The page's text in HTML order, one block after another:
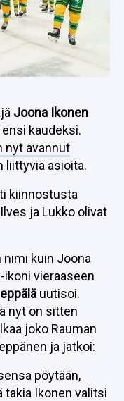
Joona Ikonen
kaudeksi.
nyt avannut
liittyviä asioita.
kiinnostusta
ja Lukko olivat
nimi kuin Joona
ikoni vieraaseen
uutisoi.
nyt on sitten
joko Rauman
ja jatkoi:
pöytään,
takia Ikonen valitsi